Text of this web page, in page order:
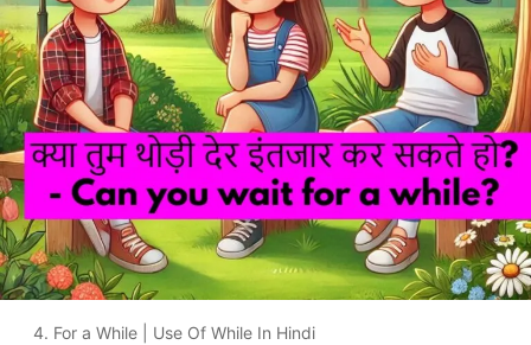
4. For a While | Use Of While In Hindi